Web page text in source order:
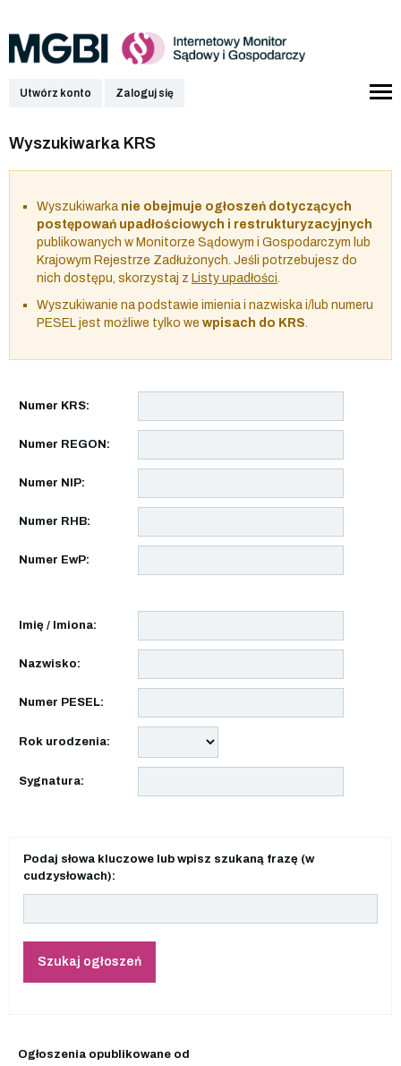
Utwórz konto Zaloguj się
Wyszukiwarka KRS
Wyszukiwarka nie obejmuje ogłoszeń dotyczących
postępowań upadłościowych i restrukturyzacyjnych
publikowanych w Monitorze Sądowym i Gospodarczym lub
Krajowym Rejestrze Zadłużonych. Jeśli potrzebujesz do
nich dostępu, skorzystaj z Listy upadłości.
Wyszukiwanie na podstawie imienia i nazwiska i/lub numeru
PESEL jest możliwe tylko we wpisach do KRS.
Numer KRS:
Numer REGON:
Numer NIP:
Numer RHB:
Numer EwP:
Imię / Imiona:
Nazwisko:
Numer PESEL:
Rok urodzenia:
Sygnatura:
Podaj słowa kluczowe lub wpisz szukaną frazę (w
cudzysłowach):
Szukaj ogłoszeń
Ogłoszenia opublikowane od